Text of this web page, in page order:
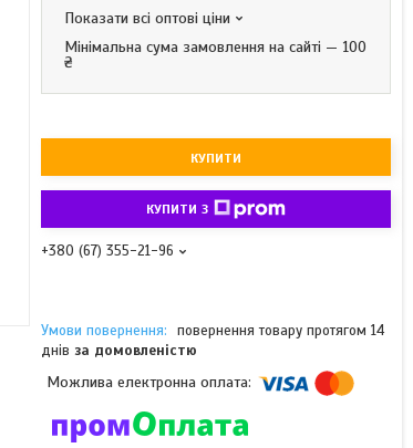
Показати всі оптові ціни
Мінімальна сума замовлення на сайті — 100
₴
КУПИТИ
КУПИТИ З
+380 (67) 355-21-96
повернення товару протягом 14
днів за домовленістю